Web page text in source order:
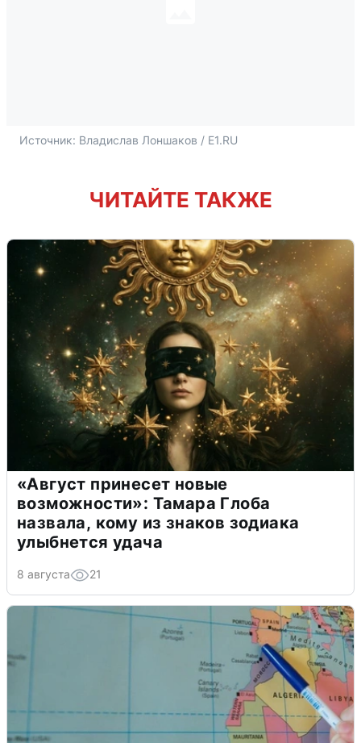
Источник: Владислав Лоншаков / E1.RU
ЧИТАЙТЕ ТАКЖЕ
«Август принесет новые
возможности»: Тамара Глоба
назвала, кому из знаков зодиака
улыбнется удача
8 августа 21